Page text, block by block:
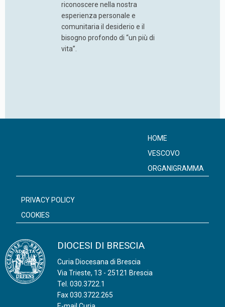
riconoscere nella nostra
esperienza personale e
comunitaria il desiderio e il
bisogno profondo di “un più di
vita”.
DIOCESI DI BRESCIA
Curia Diocesana di Brescia
Via Trieste, 13 - 25121 Brescia
Tel. 030.3722.1
Fax 030.3722.265
HOME
VESCOVO
ORGANIGRAMMA
PRIVACY POLICY
COOKIES